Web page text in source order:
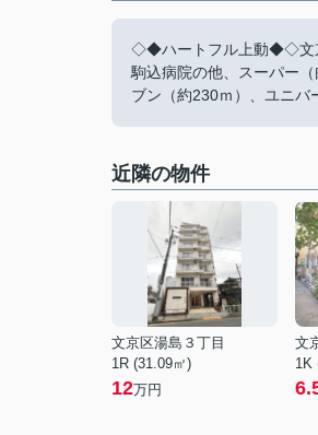
◇◆ハートフル上動◆◇文京
駒込病院の他、スーパー
ブン（約230ｍ）、ユニバ
近隣の物件
文京区湯島３丁目
1R (31.09㎡)
12万円
文
1K